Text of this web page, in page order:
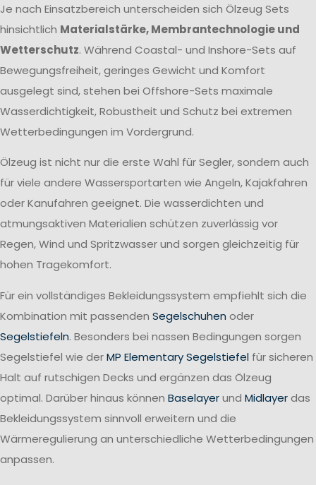
Je nach Einsatzbereich unterscheiden sich Ölzeug Sets
hinsichtlich Materialstärke, Membrantechnologie und
Wetterschutz. Während Coastal- und Inshore-Sets auf
Bewegungsfreiheit, geringes Gewicht und Komfort
ausgelegt sind, stehen bei Offshore-Sets maximale
Wasserdichtigkeit, Robustheit und Schutz bei extremen
Wetterbedingungen im Vordergrund.
Ölzeug ist nicht nur die erste Wahl für Segler, sondern auch
für viele andere Wassersportarten wie Angeln, Kajakfahren
oder Kanufahren geeignet. Die wasserdichten und
atmungsaktiven Materialien schützen zuverlässig vor
Regen, Wind und Spritzwasser und sorgen gleichzeitig für
hohen Tragekomfort.
Für ein vollständiges Bekleidungssystem empfiehlt sich die
Kombination mit passenden Segelschuhen oder
Segelstiefeln. Besonders bei nassen Bedingungen sorgen
Segelstiefel wie derMP Elementary Segelstiefel für sicheren
Halt auf rutschigen Decks und ergänzen das Ölzeug
optimal. Darüber hinaus können Baselayerund Midlayerdas
Bekleidungssystem sinnvoll erweitern und die
Wärmeregulierung an unterschiedliche Wetterbedingungen
anpassen.